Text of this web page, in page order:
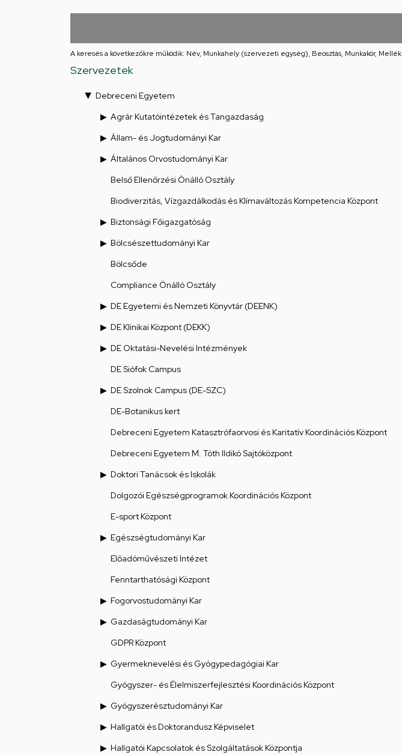
Iskolája
feladatellátási
A keresés a következőkre működik: Név, Munkahely (szervezeti egység), Beosztás, Munkakör, Mellék
Szervezetek
Debreceni Egyetem
Agrár Kutatóintézetek és Tangazdaság
Állam- és Jogtudományi Kar
Általános Orvostudományi Kar
Belső Ellenőrzési Önálló Osztály
Biodiverzitás, Vízgazdálkodás és Klímaváltozás Kompetencia Központ
Biztonsági Főigazgatóság
Bölcsészettudományi Kar
Bölcsőde
Compliance Önálló Osztály
DE Egyetemi és Nemzeti Könyvtár (DEENK)
DE Klinikai Központ (DEKK)
DE Oktatási-Nevelési Intézmények
DE Siófok Campus
DE Szolnok Campus (DE-SZC)
DE-Botanikus kert
Debreceni Egyetem Katasztrófaorvosi és Karitatív Koordinációs Központ
Debreceni Egyetem M. Tóth Ildikó Sajtóközpont
Doktori Tanácsok és Iskolák
Dolgozói Egészségprogramok Koordinációs Központ
E-sport Központ
Egészségtudományi Kar
Előadóművészeti Intézet
Fenntarthatósági Központ
Fogorvostudományi Kar
Gazdaságtudományi Kar
GDPR Központ
Gyermeknevelési és Gyógypedagógiai Kar
Gyógyszer- és Élelmiszerfejlesztési Koordinációs Központ
Gyógyszerésztudományi Kar
Hallgatói és Doktorandusz Képviselet
Hallgatói Kapcsolatok és Szolgáltatások Központja